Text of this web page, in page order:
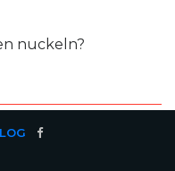
nuckeln?